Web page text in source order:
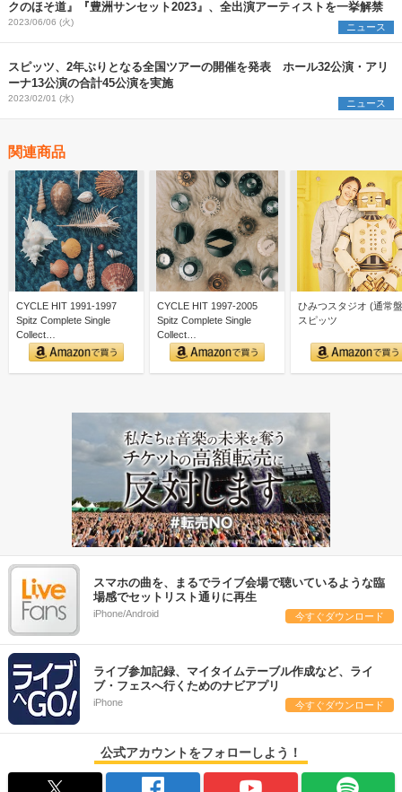
クのほそ道』『豊洲サンセット2023』、全出演アーティストを一挙解禁
2023/06/06 (火) ニュース
スピッツ、2年ぶりとなる全国ツアーの開催を発表 ホール32公演・アリ
ーナ13公演の合計45公演を実施
2023/02/01 (水) ニュース
関連商品
CYCLE HIT 1991-1997
Spitz Complete Single
Collect…
CYCLE HIT 1997-2005
Spitz Complete Single
Collect…
ひみつスタジオ (通常
スピッツ
スマホの曲を、まるでライブ会場で聴いているような臨
場感でセットリスト通りに再生
iPhone/Android 今すぐダウンロード
ライブ参加記録、マイタイムテーブル作成など、ライ
ブ・フェスへ行くためのナビアプリ
iPhone 今すぐダウンロード
公式アカウントをフォローしよう！